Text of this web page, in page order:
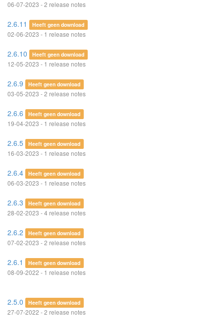
06-07-2023 - 2 release notes
2.6.11 Heeft geen download
02-06-2023 - 1 release notes
2.6.10 Heeft geen download
12-05-2023 - 1 release notes
2.6.9 Heeft geen download
03-05-2023 - 2 release notes
2.6.6 Heeft geen download
19-04-2023 - 1 release notes
2.6.5 Heeft geen download
16-03-2023 - 1 release notes
2.6.4 Heeft geen download
06-03-2023 - 1 release notes
2.6.3 Heeft geen download
28-02-2023 - 4 release notes
2.6.2 Heeft geen download
07-02-2023 - 2 release notes
2.6.1 Heeft geen download
08-09-2022 - 1 release notes
2.5.0 Heeft geen download
27-07-2022 - 2 release notes